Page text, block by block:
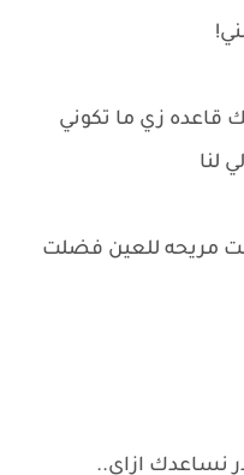
قاعده زي ما تكوني
لنا
مريحه للعين فضلت
نساعدك ازاي..